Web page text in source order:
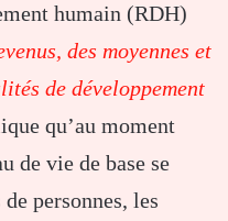
humain (RDH)
des moyennes et
de développement
qu’au moment
de vie de base se
personnes, les